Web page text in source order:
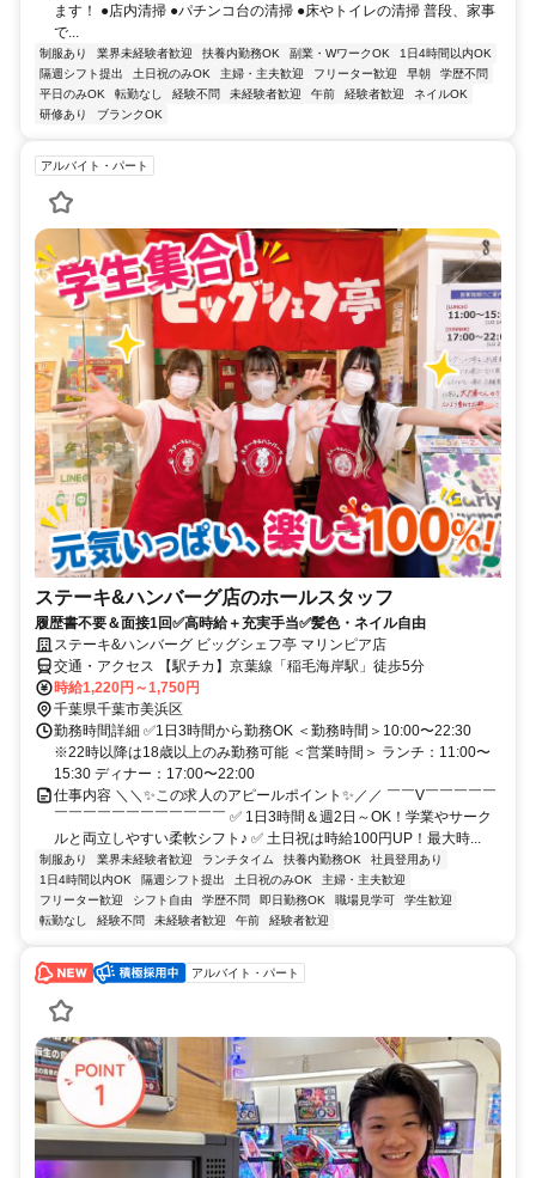
ます！ ●店内清掃 ●パチンコ台の清掃 ●床やトイレの清掃 普段、家事
で...
制服あり 業界未経験者歓迎 扶養内勤務OK 副業・WワークOK
1日4時間以内OK
隔週シフト提出
土日祝のみOK 主婦・主夫歓迎 フリーター歓迎 早朝
学歴不問
平日のみOK
転勤なし 経験不問 未経験者歓迎 午前 経験者歓迎
ネイルOK
研修あり
ブランクOK
アルバイト・パート
ステーキ&ハンバーグ店のホールスタッフ
履歴書不要＆面接1回✅高時給＋充実手当✅髪色・ネイル自由
ステーキ&ハンバーグ ビッグシェフ亭 マリンピア店
交通・アクセス 【駅チカ】京葉線「稲毛海岸駅」徒歩5分
時給1,220円～1,750円
千葉県千葉市美浜区
勤務時間詳細 ✅1日3時間から勤務OK ＜勤務時間＞10:00〜22:30
※22時以降は18歳以上のみ勤務可能 ＜営業時間＞ ランチ：11:00〜
15:30 ディナー：17:00〜22:00
仕事内容 ＼＼✨この求人のアピールポイント✨／／ ￣￣V￣￣￣￣￣
￣￣￣￣￣￣￣￣￣￣￣￣ ✅ 1日3時間＆週2日～OK！学業やサーク
ルと両立しやすい柔軟シフト♪ ✅ 土日祝は時給100円UP！最大時...
制服あり 業界未経験者歓迎 ランチタイム 扶養内勤務OK
社員登用あり
1日4時間以内OK
隔週シフト提出 土日祝のみOK
主婦・主夫歓迎
フリーター歓迎
シフト自由 学歴不問 即日勤務OK 職場見学可
学生歓迎
転勤なし
経験不問 未経験者歓迎 午前 経験者歓迎
アルバイト・パート